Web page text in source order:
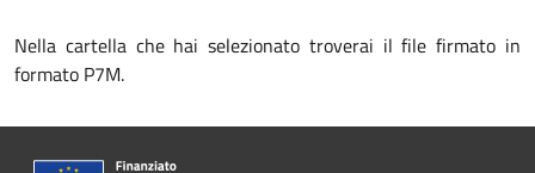
Nella cartella che hai selezionato troverai il file firmato in
formato P7M.